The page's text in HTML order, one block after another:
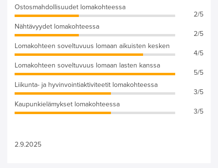
Ostosmahdollisuudet lomakohteessa
2/5
Nähtävyydet lomakohteessa
2/5
Lomakohteen soveltuvuus lomaan aikuisten kesken
4/5
Lomakohteen soveltuvuus lomaan lasten kanssa
5/5
Liikunta- ja hyvinvointiaktiviteetit lomakohteessa
3/5
Kaupunkielämykset lomakohteessa
3/5
2.9.2025